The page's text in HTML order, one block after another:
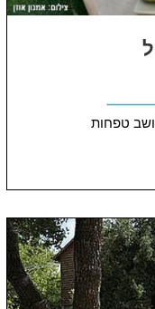
טפחות